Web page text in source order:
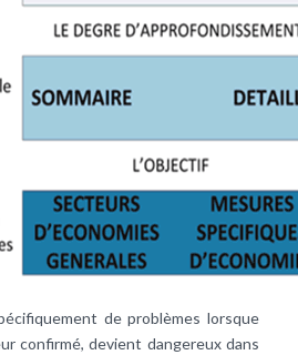
de problèmes lorsque
confirmé, devient dangereux dans